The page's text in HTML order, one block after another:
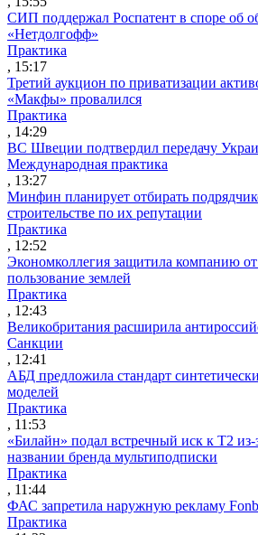
СИП поддержал Роспатент в споре об
«Нетдолгофф»
Практика
, 15:17
Третий аукцион по приватизации
«Макфы» провалился
Практика
, 14:29
ВС Швеции подтвердил передачу
Международная практика
, 13:27
Минфин планирует отбирать
строительстве по их репутации
Практика
, 12:52
Экономколлегия защитила компанию от
пользование землей
Практика
, 12:43
Великобритания расширила
Санкции
, 12:41
АБД предложила стандарт
моделей
Практика
, 11:53
«Билайн» подал встречный иск к Т2 из-
названии бренда мультиподписки
Практика
, 11:44
ФАС запретила наружную рекламу
Практика